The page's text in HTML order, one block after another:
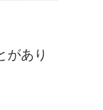
があり